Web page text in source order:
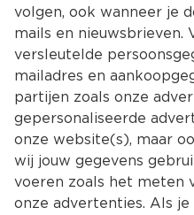
volgen, ook wanneer je
mails en nieuwsbrieven.
versleutelde
mailadres en
partijen zoals onze
gepersonaliseerde
onze website(s), maar
wij jouw gegevens
voeren zoals het meten
onze advertenties. Als